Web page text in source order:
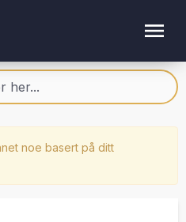
noe basert på ditt